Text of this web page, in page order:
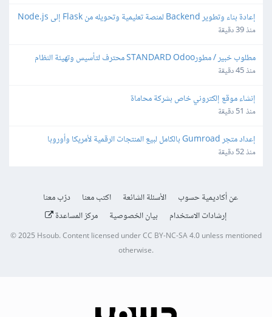
إعادة بناء وتطوير Backend لمنصة تعليمية وتحويله من Flask إلى Node.js
منذ 39 دقيقة
المحاسبي والمخزني والتقارير
منذ 45 دقيقة
إنشاء موقع إلكتروني خاص بشركة محاماة
منذ 51 دقيقة
إعداد متجر Gumroad بالكامل لبيع المنتجات الرقمية لأمريكا وأوروبا
منذ 52 دقيقة
عن أكاديمية حسوب الأسئلة الشائعة اكتب معنا
درّب معنا
إرشادات الاستخدام
بيان الخصوصية مركز المساعدة
© 2025 Hsoub.Content licensed underCC BY-NC-SA 4.0unless mentioned
otherwise.